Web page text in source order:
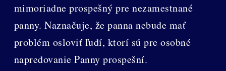
mimoriadne prospešný pre nezamestnané
panny. Naznačuje, že panna nebude mať
problém osloviť ľudí, ktorí sú pre osobné
napredovanie Panny prospešní.